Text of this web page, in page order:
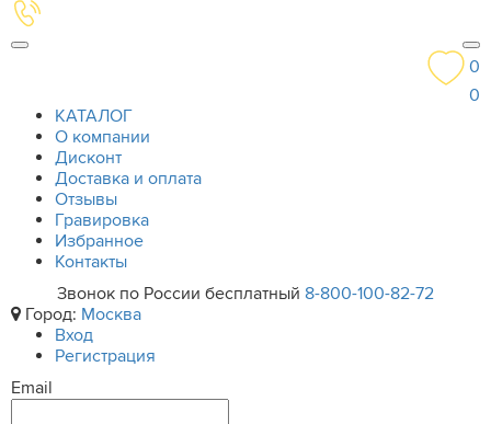
0
0
КАТАЛОГ
О компании
Дисконт
Доставка и оплата
Отзывы
Гравировка
Избранное
Контакты
Звонок по России бесплатный 8-800-100-82-72
Город: Москва
Вход
Регистрация
Email